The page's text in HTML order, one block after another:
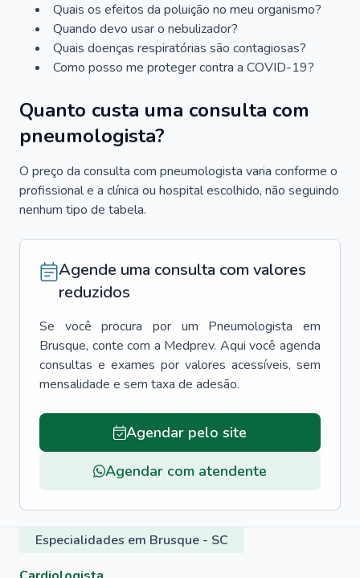
Quais os efeitos da poluição no meu organismo?
Quando devo usar o nebulizador?
Quais doenças respiratórias são contagiosas?
Como posso me proteger contra a COVID-19?
Quanto custa uma consulta com
pneumologista?
O preço da consulta com pneumologista varia conforme o
profissional e a clínica ou hospital escolhido, não seguindo
nenhum tipo de tabela.
Agende uma consulta com valores
reduzidos
Se você procura por um Pneumologista
em
Brusque, conte com a Medprev. Aqui você agenda
consultas e exames por valores acessíveis, sem
mensalidade e sem taxa de adesão.
Agendar pelo site
Agendar com atendente
Especialidades em Brusque - SC